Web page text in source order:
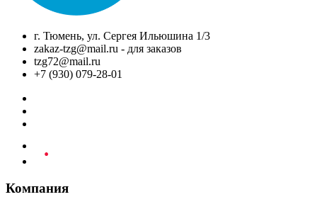
г. Тюмень, ул. Сергея Ильюшина 1/3
zakaz-tzg@mail.ru - для заказов
tzg72@mail.ru
+7 (930) 079-28-01
Компания